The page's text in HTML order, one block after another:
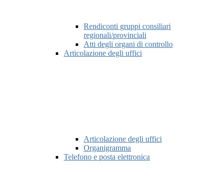
Rendiconti gruppi consiliari
regionali/provinciali
Atti degli organi di controllo
Articolazione degli uffici
Articolazione degli uffici
Organigramma
Telefono e posta elettronica